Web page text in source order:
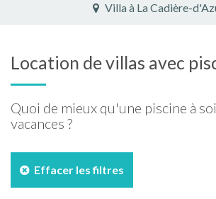
Villa à Pernes-les-
Location de villas avec
Quoi de mieux qu'une piscine à
vacances ?
Effacer les filtres